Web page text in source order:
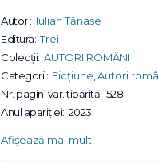
Autor : Iulian Tănase
Editura: Trei
Colecții: AUTORI ROMÂNI
Categorii: Ficțiune Autori
Nr. pagini var. tipărită: 528
Anul apariției: 2023
Afișează mai mult